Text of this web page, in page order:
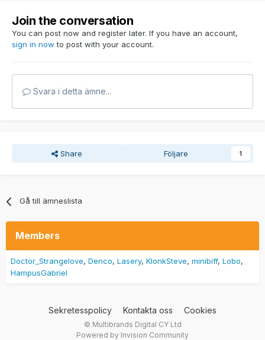
Join the conversation
You can post now and register later. If you have an account,
sign in now to post with your account.
Svara i detta ämne...
Share Följare 1
Gå till ämneslista
Members
Doctor_Strangelove Denco Lasery KlonkSteve minibiff Lobo
HampusGabriel
Sekretesspolicy Kontakta oss Cookies
© Multibrands Digital CY Ltd
Powered by Invision Community